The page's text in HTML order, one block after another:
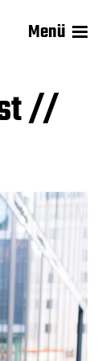
Menü
//